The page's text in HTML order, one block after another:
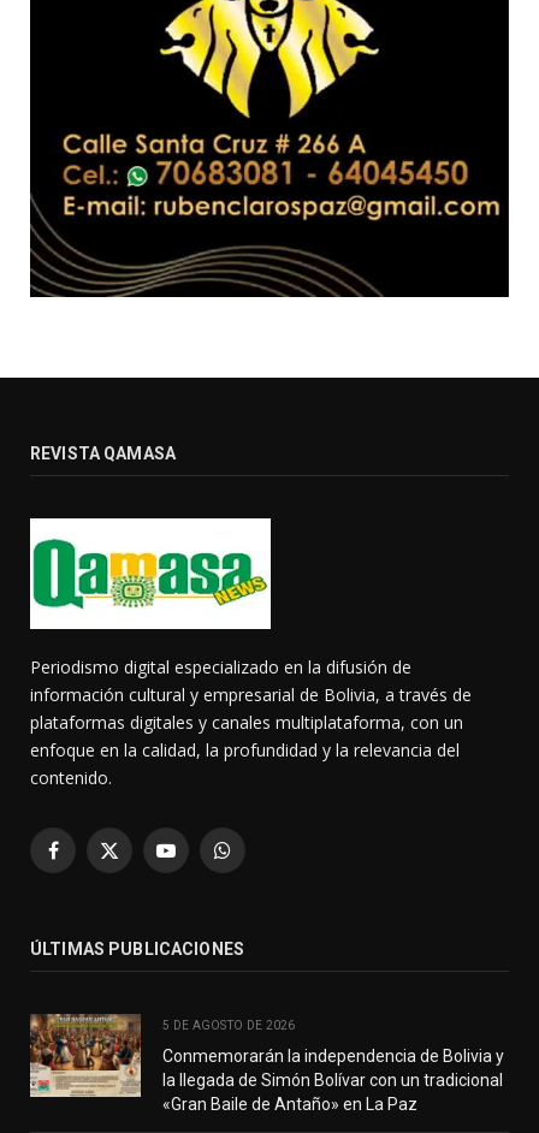
REVISTA QAMASA
Periodismo digital especializado en la difusión de
información cultural y empresarial de Bolivia, a través de
plataformas digitales y canales multiplataforma, con un
enfoque en la calidad, la profundidad y la relevancia del
contenido.
Facebook
X
YouTubeWhatsApp
ÚLTIMAS PUBLICACIONES
5 DE AGOSTO DE 2026
Conmemorarán la independencia de Bolivia y
la llegada de Simón Bolívar con un tradicional
«Gran Baile de Antaño» en La Paz